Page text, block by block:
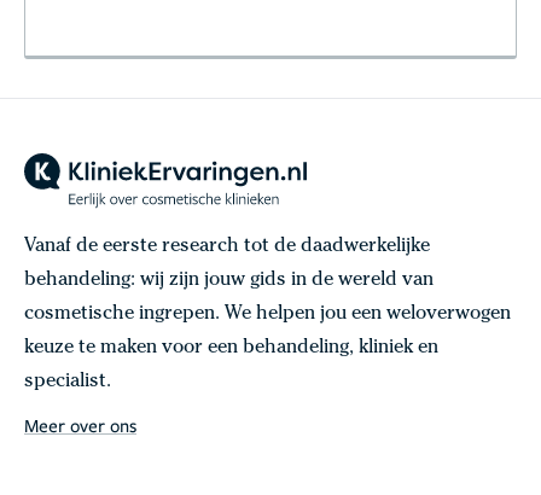
Vanaf de eerste research tot de daadwerkelijke
behandeling: wij zijn jouw gids in de wereld van
cosmetische ingrepen. We helpen jou een weloverwogen
keuze te maken voor een behandeling, kliniek en
specialist.
Meer over ons